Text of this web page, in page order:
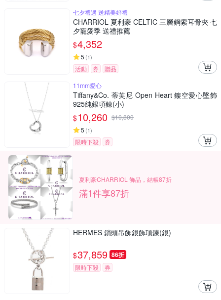
七夕禮遇 送精美好禮
CHARRIOL 夏利豪 CELTIC 三層鋼索耳骨夾 七
夕寵愛季 送禮推薦
$4,352
5 (1)
活動 券
贈品
11mm愛心
Tiffany&Co. 蒂芙尼 Open Heart 鏤空愛心墜飾
925純銀項鍊(小)
$10,260 $10,800
5 (1)
限時下殺 券
夏利豪CHARRIOL 飾品，結帳87折
滿1件享87折
HERMES 鎖頭吊飾銀飾項鍊(銀)
$37,859 86折
限時下殺 券